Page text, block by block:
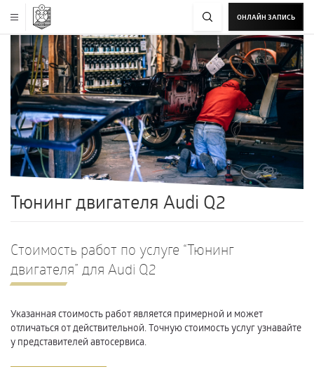
ОНЛАЙН ЗАПИСЬ
Тюнинг двигателя Audi Q2
Стоимость работ по услуге “Тюнинг
двигателя” для Audi Q2
Указанная стоимость работ является примерной и может
отличаться от действительной. Точную стоимость услуг узнавайте
у представителей автосервиса.